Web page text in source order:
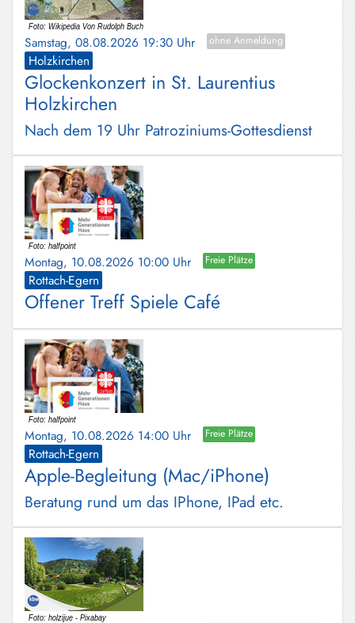
Samstag, 08.08.2026 19:30 Uhr ohne Anmeldung
Holzkirchen
Glockenkonzert in St. Laurentius
Holzkirchen
Nach dem 19 Uhr Patroziniums-Gottesdienst
Montag, 10.08.2026 10:00 Uhr Freie Plätze
Rottach-Egern
Offener Treff Spiele Café
Montag, 10.08.2026 14:00 Uhr Freie Plätze
Rottach-Egern
Apple-Begleitung (Mac/iPhone)
Beratung rund um das IPhone, IPad etc.
Waakirchen
Schliersee
Tegernsee
Warngau
/
Wall
Weyarn